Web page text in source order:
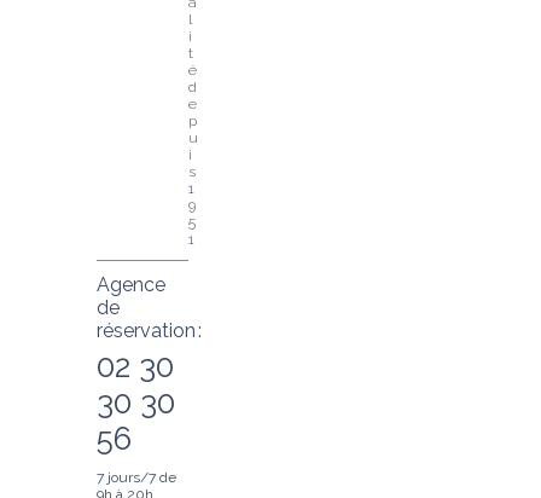
l
i
t
é
d
e
p
u
i
s
1
9
5
1
Agence
de
réservation :
02 30
30 30
56
7 jours/7 de
9h à 20h